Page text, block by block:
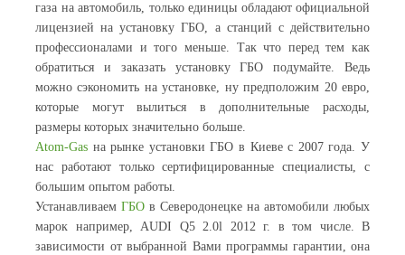
газа на автомобиль, только единицы обладают официальной
лицензией на установку ГБО, а станций с действительно
профессионалами и того меньше. Так что перед тем как
обратиться и заказать установку ГБО подумайте. Ведь
можно сэкономить на установке, ну предположим 20 евро,
которые могут вылиться в дополнительные расходы,
размеры которых значительно больше.
Atom-Gas на рынке установки ГБО в Киеве с 2007 года. У
нас работают только сертифицированные специалисты, с
большим опытом работы.
Устанавливаем ГБО в Северодонецке на автомобили любых
марок например, AUDI Q5 2.0l 2012 г. в том числе. В
зависимости от выбранной Вами программы гарантии, она